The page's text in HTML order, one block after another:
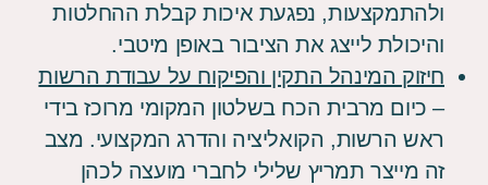
ולהתמקצעות, נפגעת איכות קבלת ההחלטות
והיכולת לייצג את הציבור באופן מיטבי.
חיזוק המינהל התקין והפיקוח על עבודת הרשות
– כיום מרבית הכח בשלטון המקומי מרוכז בידי
ראש הרשות, הקואליציה והדרג המקצועי. מצב
זה מייצר תמריץ שלילי לחברי מועצה לכהן